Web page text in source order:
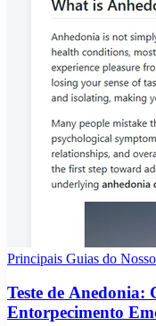
Principais Guias do
Teste de Anedonia:
Entorpecimento